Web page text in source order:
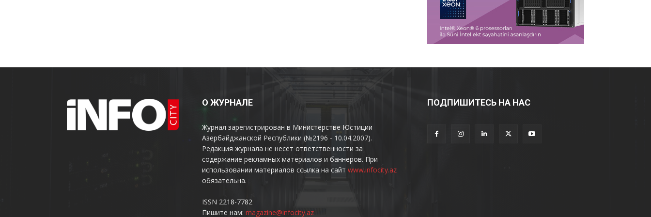
О ЖУРНАЛЕ
Журнал зарегистрирован в Министерстве Юстиции
Азербайджанской Республики (№2196 - 10.04.2007).
Редакция журнала не несет ответственности за
содержание рекламных материалов и баннеров. При
использовании материалов ссылка на сайт www.infocity.az
обязательна.
ISSN 2218-7782
Пишите нам: magazine@infocity.az
ПОДПИШИТЕСЬ НА НАС